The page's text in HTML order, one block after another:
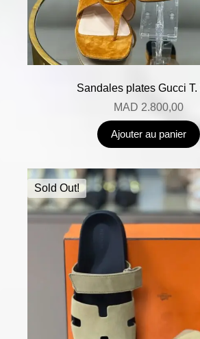
Sandales plates Gucci T.
MAD 2.800,00
Ajouter au panier
Sold Out!